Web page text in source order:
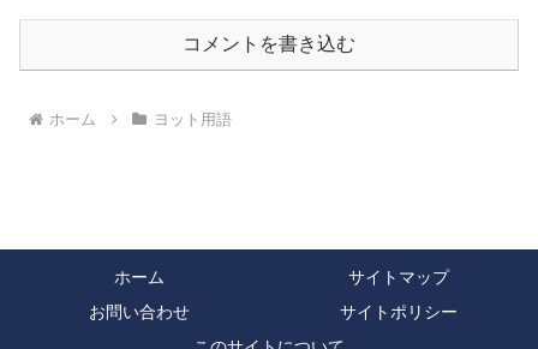
コメントを書き込む
ホーム ヨット用語
ホーム
サイトマップ
お問い合わせ
サイトポリシー